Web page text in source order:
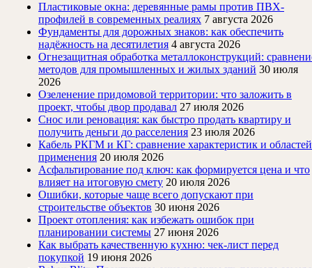
Пластиковые окна: деревянные рамы против ПВХ-
профилей в современных реалиях 7 августа 2026
Фундаменты для дорожных знаков: как обеспечить
надёжность на десятилетия 4 августа 2026
Огнезащитная обработка металлоконструкций:
методов для промышленных и жилых зданий 30 июля
2026
Озеленение придомовой территории: что заложить в
проект, чтобы двор продавал 27 июля 2026
Снос или реновация: как быстро продать квартиру и
получить деньги до расселения 23 июля 2026
Кабель РКГМ и КГ: сравнение характеристик и областей
применения 20 июля 2026
Асфальтирование под ключ: как формируется цена и что
влияет на итоговую смету 20 июля 2026
Ошибки, которые чаще всего допускают при
строительстве объектов 30 июня 2026
Проект отопления: как избежать ошибок при
планировании системы 27 июня 2026
Как выбрать качественную кухню: чек-лист перед
покупкой 19 июня 2026